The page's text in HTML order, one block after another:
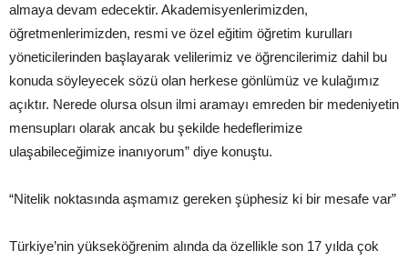
almaya devam edecektir. Akademisyenlerimizden,
öğretmenlerimizden, resmi ve özel eğitim öğretim kurulları
yöneticilerinden başlayarak velilerimiz ve öğrencilerimiz dahil bu
konuda söyleyecek sözü olan herkese gönlümüz ve kulağımız
açıktır. Nerede olursa olsun ilmi aramayı emreden bir medeniyetin
mensupları olarak ancak bu şekilde hedeflerimize
ulaşabileceğimize inanıyorum” diye konuştu.
“Nitelik noktasında aşmamız gereken şüphesiz ki bir mesafe var”
Türkiye’nin yükseköğrenim alında da özellikle son 17 yılda çok